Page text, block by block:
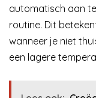
automatisch aan
routine. Dit
wanneer je niet
een lagere